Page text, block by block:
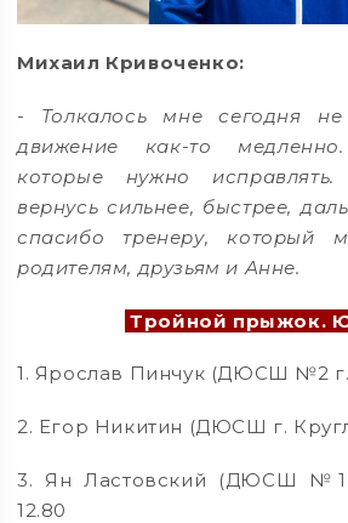
Михаил Кривоченко:
- Толкалось мне сегодня
движение как-то
которые нужно
вернусь сильнее, быстрее,
спасибо тренеру, который
родителям, друзьям и Анне.
Тройной прыжок.
1. Ярослав Пинчук (ДЮСШ №2 г.
2. Егор Никитин (ДЮСШ г.
3. Ян Ластовский (ДЮСШ №1
12.80